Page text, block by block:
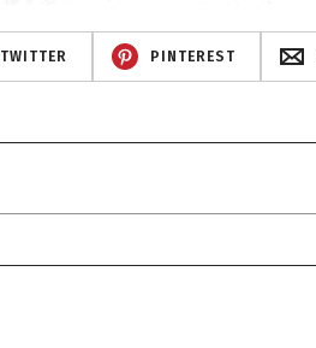
TWITTER PINTEREST